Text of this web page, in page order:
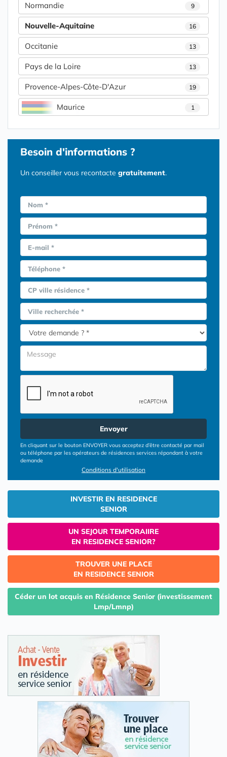
Normandie 9
Nouvelle-Aquitaine 16
Occitanie 13
Pays de la Loire 13
Provence-Alpes-Côte-D'Azur 19
Maurice 1
Besoin d'informations ?
Un conseiller vous recontacte gratuitement.
Nom *
Prénom *
E-mail *
Téléphone *
CP ville résidence *
Ville recherchée *
Envoyer
En cliquant sur le bouton ENVOYER vous acceptez d’être contacté par mail
ou téléphone par les opérateurs de résidences services répondant à votre
demande
Conditions d'utilisation
INVESTIR EN RESIDENCE
SENIOR
UN SEJOUR TEMPORAIIRE
EN RESIDENCE SENIOR?
TROUVER UNE PLACE
EN RESIDENCE SENIOR
Céder un lot acquis en Résidence Senior (investissement
Lmp/Lmnp)